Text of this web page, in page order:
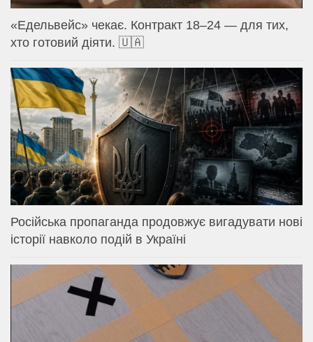
«Едельвейс» чекає. Контракт 18–24 — для тих,
хто готовий діяти. 🇺🇦
Російська пропаганда продовжує вигадувати нові
історії навколо подій в Україні